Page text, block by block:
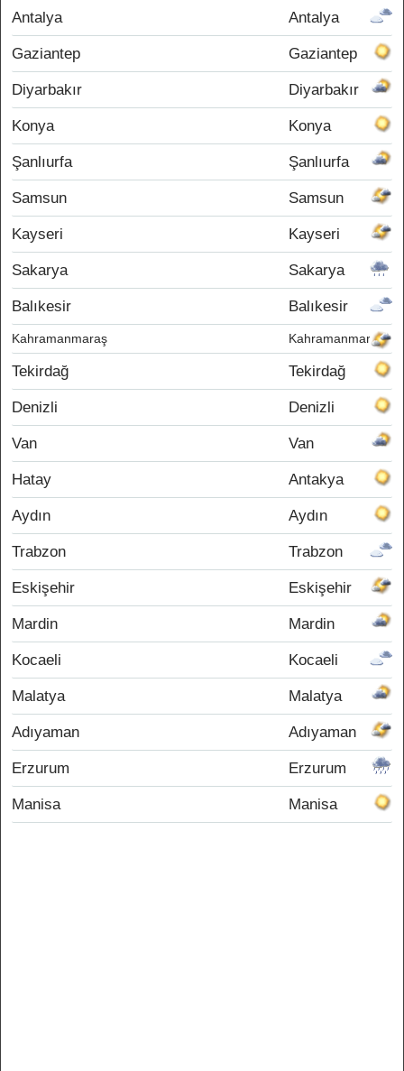
Antalya Antalya
Gaziantep Gaziantep
Diyarbakır Diyarbakır
Konya Konya
Şanlıurfa Şanlıurfa
Samsun Samsun
Kayseri Kayseri
Sakarya Sakarya
Balıkesir Balıkesir
Kahramanmaraş Kahramanmaraş
Tekirdağ Tekirdağ
Denizli Denizli
Van Van
Hatay Antakya
Aydın Aydın
Trabzon Trabzon
Eskişehir Eskişehir
Mardin Mardin
Kocaeli Kocaeli
Malatya Malatya
Adıyaman Adıyaman
Erzurum Erzurum
Manisa Manisa